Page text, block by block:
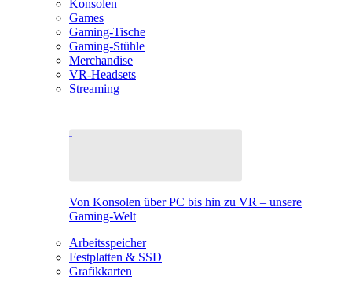
Konsolen
Games
Gaming-Tische
Gaming-Stühle
Merchandise
VR-Headsets
Streaming
Von Konsolen über PC bis hin zu VR – unsere
Gaming-Welt
Arbeitsspeicher
Festplatten & SSD
Grafikkarten